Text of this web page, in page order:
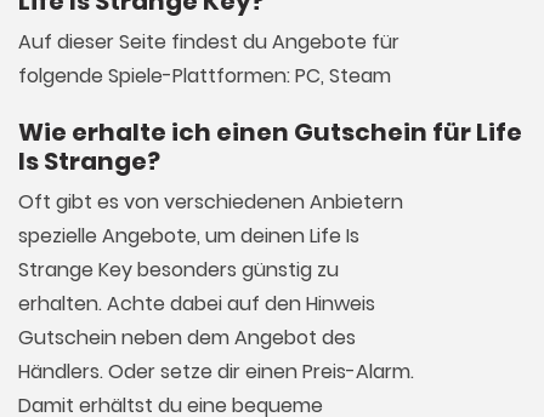
Auf dieser Seite findest du Angebote für
folgende Spiele-Plattformen: PC, Steam
Wie erhalte ich einen Gutschein für Life
Is Strange?
Oft gibt es von verschiedenen Anbietern
spezielle Angebote, um deinen Life Is
Strange Key besonders günstig zu
erhalten. Achte dabei auf den Hinweis
Gutschein neben dem Angebot des
Händlers. Oder setze dir einen Preis-Alarm.
Damit erhältst du eine bequeme